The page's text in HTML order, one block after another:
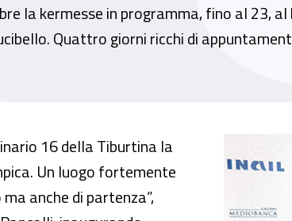
la kermesse in programma, fino al 23,
Quattro giorni ricchi di
la prima edizione del Festival
16 della Tiburtina la
Un luogo fortemente
anche di partenza”,